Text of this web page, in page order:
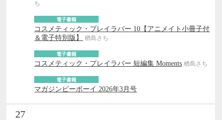
ち
電子書籍
コスメティック・プレイラバー 10【アニメイト小冊子付
＆電子特別版】
楢島さち
電子書籍
コスメティック・プレイラバー 短編集 Moments 楢島さち
電子書籍
マガジンビーボーイ 2026年3月号
27